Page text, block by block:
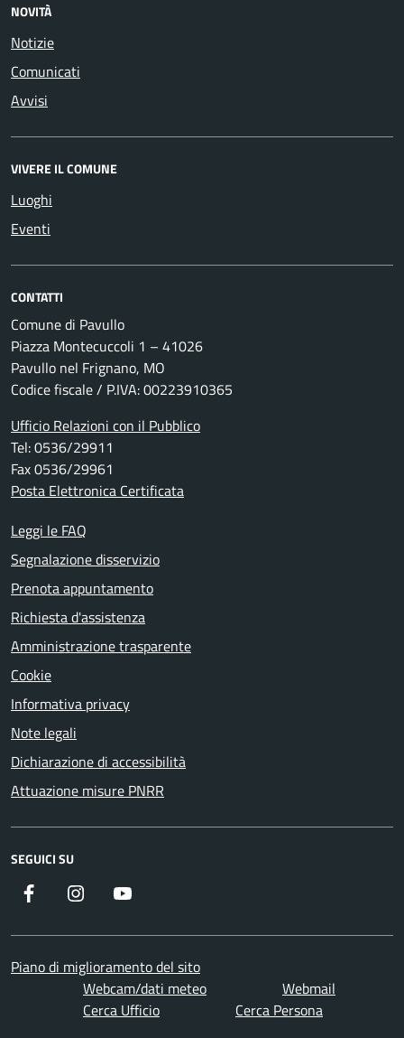
NOVITÀ
Notizie
Comunicati
Avvisi
VIVERE IL COMUNE
Luoghi
Eventi
CONTATTI
Comune di Pavullo
Piazza Montecuccoli 1 – 41026
Pavullo nel Frignano, MO
Codice fiscale / P.IVA: 00223910365
Ufficio Relazioni con il Pubblico
Tel: 0536/29911
Fax 0536/29961
Posta Elettronica Certificata
Leggi le FAQ
Segnalazione disservizio
Prenota appuntamento
Richiesta d'assistenza
Amministrazione trasparente
Cookie
Informativa privacy
Note legali
Dichiarazione di accessibilità
Attuazione misure PNRR
SEGUICI SU
Facebook Instagram
Piano di miglioramento del sito
Webcam/dati meteo
Webmail
Cerca Ufficio
Cerca Persona